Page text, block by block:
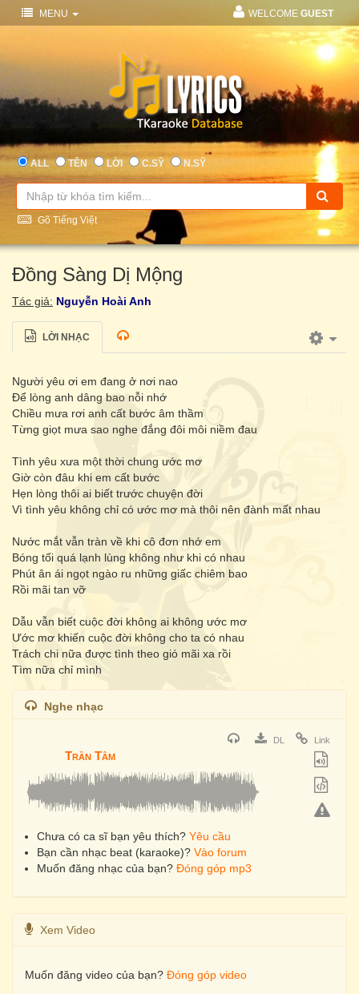
MENU WELCOME GUEST
ALL TÊN LỜI C.SỸ N.SỸ
Gõ Tiếng Việt
Đồng Sàng Dị Mộng
Tác giả: Nguyễn Hoài Anh
LỜI NHẠC
Người yêu ơi em đang ở nơi nao
Để lòng anh dâng bao nỗi nhớ
Chiều mưa rơi anh cất bước âm thầm
Từng giọt mưa sao nghe đắng đôi môi niềm đau
Tình yêu xưa một thời chung ước mơ
Giờ còn đâu khi em cất bước
Hẹn lòng thôi ai biết trước chuyện đời
Vì tình yêu không chỉ có ước mơ mà thôi nên đành mất nhau
Nước mắt vẫn tràn về khi cô đơn nhớ em
Bóng tối quá lạnh lùng không như khi có nhau
Phút ân ái ngọt ngào ru những giấc chiêm bao
Rồi mãi tan vỡ
Dẫu vẫn biết cuộc đời không ai không ước mơ
Ước mơ khiến cuộc đời không cho ta có nhau
Trách chi nữa được tình theo gió mãi xa rồi
Tìm nữa chỉ mình
Nghe nhạc
DL Link
Trần Tâm
Chưa có ca sĩ bạn yêu thích? Yêu cầu
Bạn cần nhạc beat (karaoke)? Vào forum
Muốn đăng nhạc của bạn? Đóng góp mp3
Xem Video
Muốn đăng video của bạn? Đóng góp video